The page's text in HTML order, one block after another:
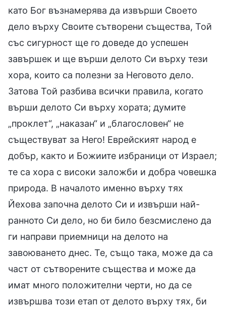
като Бог възнамерява да извърши Своето
дело върху Своите сътворени същества, Той
със сигурност ще го доведе до успешен
завършек и ще върши делото Си върху тези
хора, които са полезни за Неговото дело.
Затова Той разбива всички правила, когато
върши делото Си върху хората; думите
„проклет“, „наказан“ и „благословен“ не
съществуват за Него! Еврейският народ е
добър, както и Божиите избраници от Израел;
те са хора с високи заложби и добра човешка
природа. В началото именно върху тях
Йехова започна делото Си и извърши най-
ранното Си дело, но би било безсмислено да
ги направи приемници на делото на
завоюването днес. Те, също така, може да са
част от сътворените същества и може да
имат много положителни черти, но да се
извършва този етап от делото върху тях, би